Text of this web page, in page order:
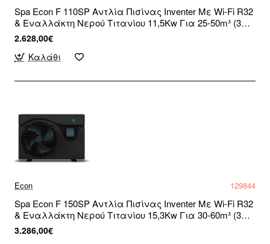
Spa Econ F 110SP Αντλία Πισίνας Inventer Με Wi-Fi R32
& Εναλλάκτη Νερού Τιτανίου 11,5Kw Για 25-50m³ (3
άτοκες δόσεις)
2.628,00€
Καλάθι
Econ 129844
Spa Econ F 150SP Αντλία Πισίνας Inventer Με Wi-Fi R32
& Εναλλάκτη Νερού Τιτανίου 15,3Kw Για 30-60m³ (3
άτοκες δόσεις)
3.286,00€